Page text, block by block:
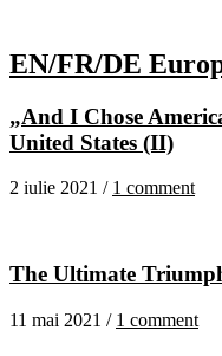
EN/FR/DE
„And I Chose
United States (II)
2 iulie 2021 / 1 comment
The Ultimate
11 mai 2021 / 1 comment